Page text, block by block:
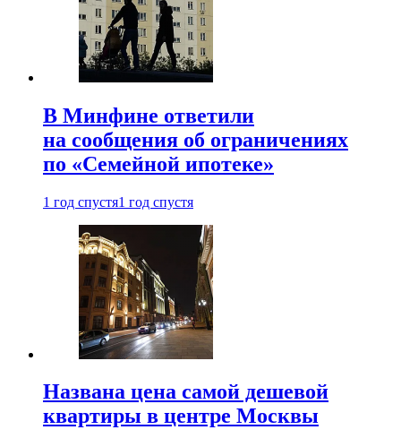
В Минфине ответили
на сообщения об ограничениях
по «Семейной ипотеке»
1 год спустя1 год спустя
Названа цена самой дешевой
квартиры в центре Москвы